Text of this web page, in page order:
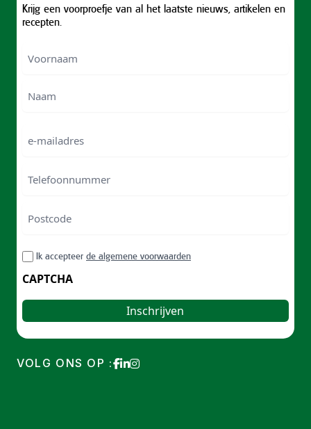
Krijg een voorproefje van al het laatste nieuws, artikelen en
recepten.
mailadres
/
Postal
RGPDIk accepteer de algemene voorwaarden
CAPTCHA
VOLG ONS OP :